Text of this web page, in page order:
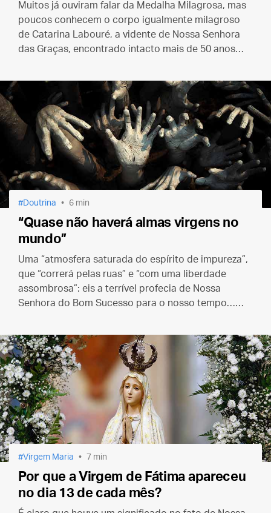
Muitos já ouviram falar da Medalha Milagrosa, mas
poucos conhecem o corpo igualmente milagroso
de Catarina Labouré, a vidente de Nossa Senhora
das Graças, encontrado intacto mais de 50 anos
Doutrina 6 min
“Quase não haverá almas virgens no
mundo”
Uma “atmosfera saturada do espírito de impureza”,
que “correrá pelas ruas” e “com uma liberdade
assombrosa”: eis a terrível profecia de Nossa
Senhora do Bom Sucesso para o nosso tempo…
Virgem Maria 7 min
Por que a Virgem de Fátima apareceu
no dia 13 de cada mês?